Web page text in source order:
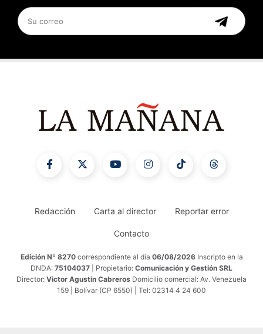
Redacción Carta al director Reportar error
Contacto
Edición Nº 8270 correspondiente al día 06/08/2026 Inscripto en la
DNDA: 75104037 | Propietario: Comunicación y Gestión SRL
Director: Victor Agustín Cabreros Domicilio comercial: Av. Venezuela
159 | Bolívar (CP 6550) | Tel: 02314 4 24 600